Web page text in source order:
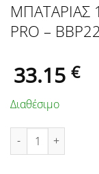
ΜΠΑΤΑΡΙΑΣ
PRO –
33.15 €
Διαθέσιμο